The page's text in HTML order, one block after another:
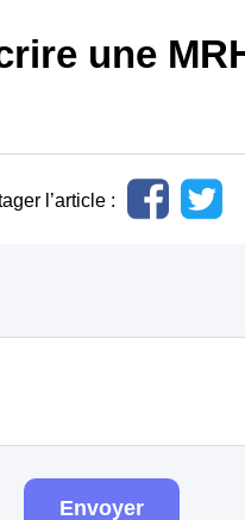
une
l’article :
Envoyer